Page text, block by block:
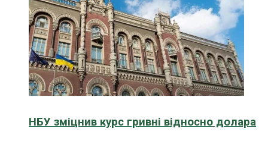
НБУ зміцнив курс гривні відносно долара